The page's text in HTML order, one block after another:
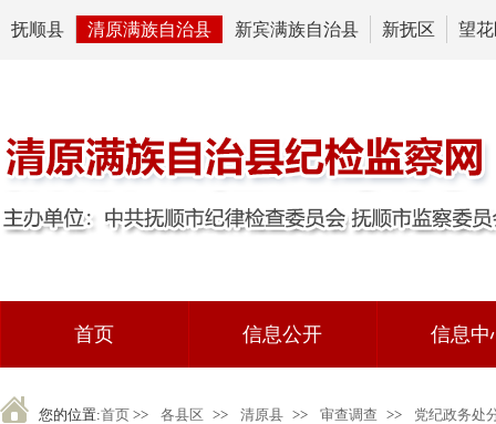
抚顺县 清原满族自治县 新宾满族自治县 新抚区 望
首页 信息公开 信息中
您的位置:首页 >> 各县区 >> 清原县 >> 审查调查 >> 党纪政务处